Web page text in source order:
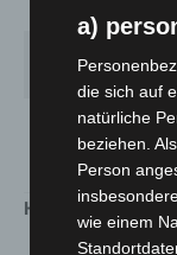
Wolfenbüttel
Niedersachsen
gesamt
Hinweise zur
a)
die sich auf
natürliche
beziehen.
Person
wie einem